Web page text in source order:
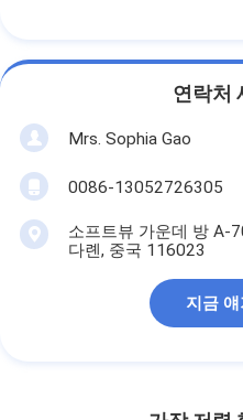
연락처
Mrs. Sophia Gao
0086-13052726305
소프트뷰 가운데 방 A-
다롄, 중국 116023
지금 얘